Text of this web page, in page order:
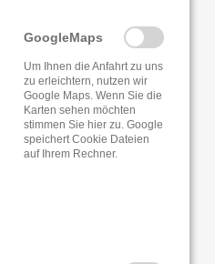
GoogleMaps
Um Ihnen die Anfahrt zu uns
zu erleichtern, nutzen wir
Google Maps. Wenn Sie die
Karten sehen möchten
stimmen Sie hier zu. Google
speichert Cookie Dateien
auf Ihrem Rechner.